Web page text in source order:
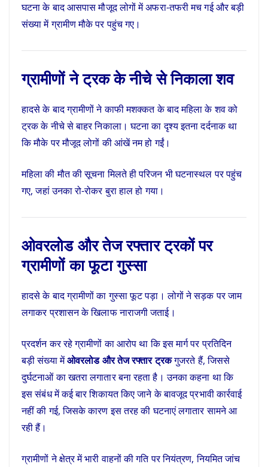
घटना के बाद आसपास मौजूद लोगों में अफरा-तफरी मच गई और बड़ी
संख्या में ग्रामीण मौके पर पहुंच गए।
ग्रामीणों ने ट्रक के नीचे से निकाला शव
हादसे के बाद ग्रामीणों ने काफी मशक्कत के बाद महिला के शव को
ट्रक के नीचे से बाहर निकाला। घटना का दृश्य इतना दर्दनाक था
कि मौके पर मौजूद लोगों की आंखें नम हो गईं।
महिला की मौत की सूचना मिलते ही परिजन भी घटनास्थल पर पहुंच
गए, जहां उनका रो-रोकर बुरा हाल हो गया।
ओवरलोड और तेज रफ्तार ट्रकों पर
ग्रामीणों का फूटा गुस्सा
हादसे के बाद ग्रामीणों का गुस्सा फूट पड़ा। लोगों ने सड़क पर जाम
लगाकर प्रशासन के खिलाफ नाराजगी जताई।
प्रदर्शन कर रहे ग्रामीणों का आरोप था कि इस मार्ग पर प्रतिदिन
बड़ी संख्या मेंओवरलोड और तेज रफ्तार ट्रकगुजरते हैं, जिससे
दुर्घटनाओं का खतरा लगातार बना रहता है। उनका कहना था कि
इस संबंध में कई बार शिकायत किए जाने के बावजूद प्रभावी कार्रवाई
नहीं की गई, जिसके कारण इस तरह की घटनाएं लगातार सामने आ
रही हैं।
ग्रामीणों ने क्षेत्र में भारी वाहनों की गति पर नियंत्रण, नियमित जांच